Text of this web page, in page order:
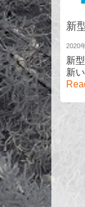
新
2020
新
新